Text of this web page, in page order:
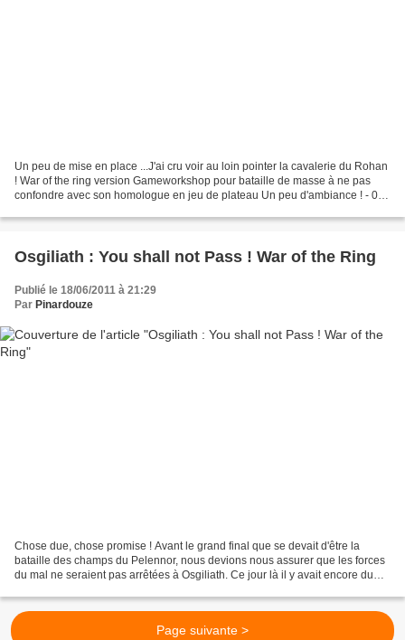
Un peu de mise en place ...J'ai cru voir au loin pointer la cavalerie du Rohan
! War of the ring version Gameworkshop pour bataille de masse à ne pas
confondre avec son homologue en jeu de plateau Un peu d'ambiance ! - 01
Osgiliath : You shall not Pass ! War of the Ring
Publié le 18/06/2011 à 21:29
Par Pinardouze
Chose due, chose promise ! Avant le grand final que se devait d'être la
bataille des champs du Pelennor, nous devions nous assurer que les forces
du mal ne seraient pas arrêtées à Osgiliath. Ce jour là il y avait encore du
Page suivante >